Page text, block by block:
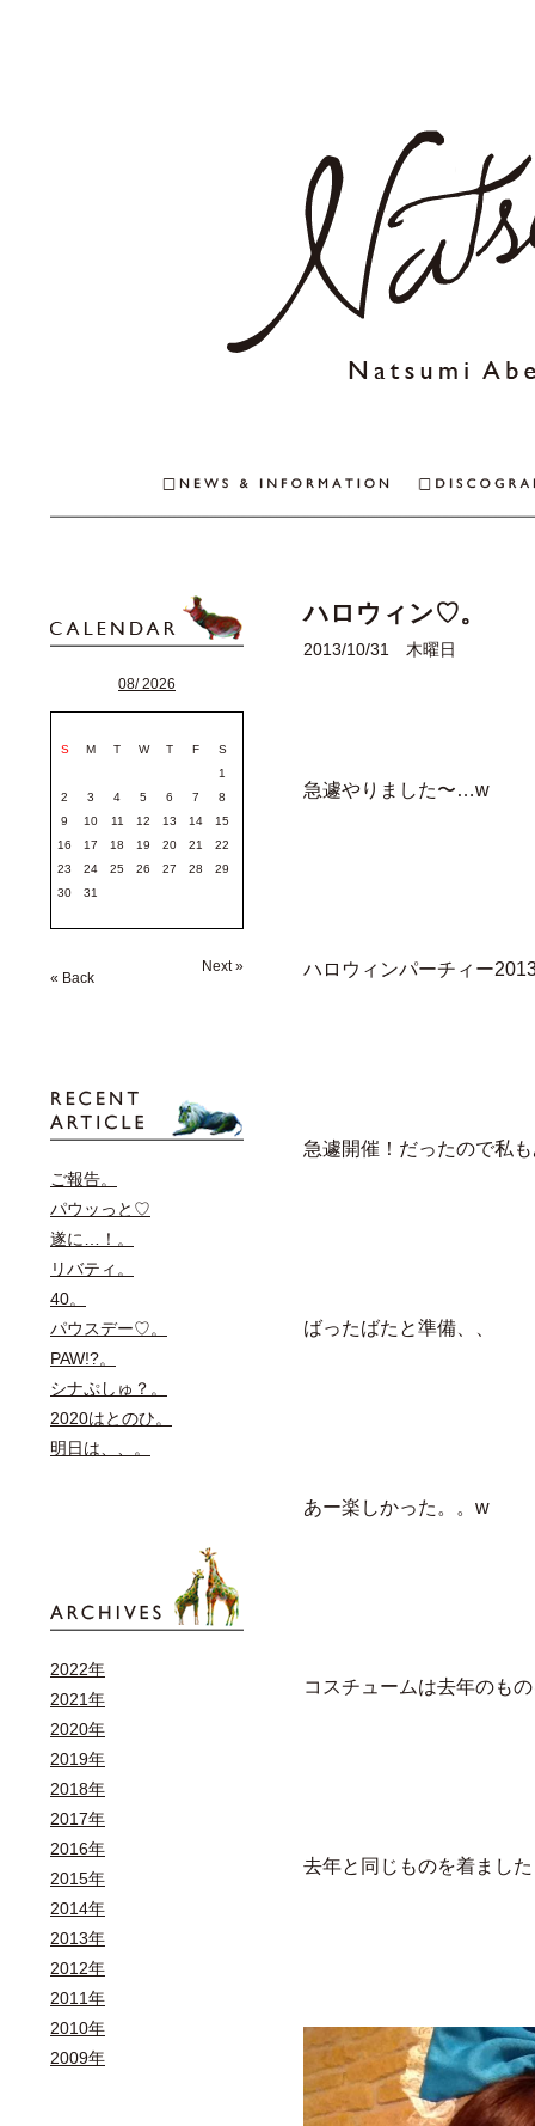
08/ 2026
S M T W T F
S
1
2
3 4 5 6 7
8
9
10 11 12 13 14
15
16
17 18 19 20 21
22
23
24 25 26 27 28
29
30
31
« Back
Next »
ご報告。
パウッっと♡
遂に…！。
リバティ。
40。
パウスデー♡。
PAW!?。
シナぷしゅ？。
2020はとのひ。
明日は、、。
2022年
2021年
2020年
2019年
2018年
2017年
2016年
2015年
2014年
2013年
2012年
2011年
2010年
2009年
ハロウィン♡。
2013/10/31 木曜日
急遽やりました〜…w
ハロウィンパーチィー
急遽開催！だったので私
ばったばたと準備、、
あー楽しかった。。w
コスチュームは去年のも
去年と同じものを着まし